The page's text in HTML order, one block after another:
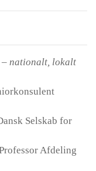
– nationalt, lokalt
Selskab for
Afdeling